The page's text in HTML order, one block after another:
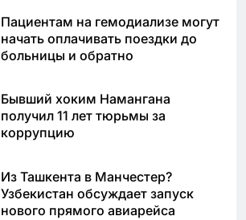
Пациентам на гемодиализе могут
начать оплачивать поездки до
больницы и обратно
Бывший хоким Намангана
получил 11 лет тюрьмы за
коррупцию
Из Ташкента в Манчестер?
Узбекистан обсуждает запуск
нового прямого авиарейса